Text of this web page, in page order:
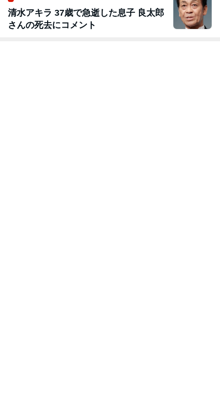
清水アキラ 37歳で急逝した息子 良太郎
さんの死去にコメント